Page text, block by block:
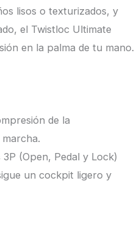
lisos o texturizados, y
el Twistloc Ultimate
en la palma de tu mano.
de la
(Open, Pedal y Lock)
un cockpit ligero y